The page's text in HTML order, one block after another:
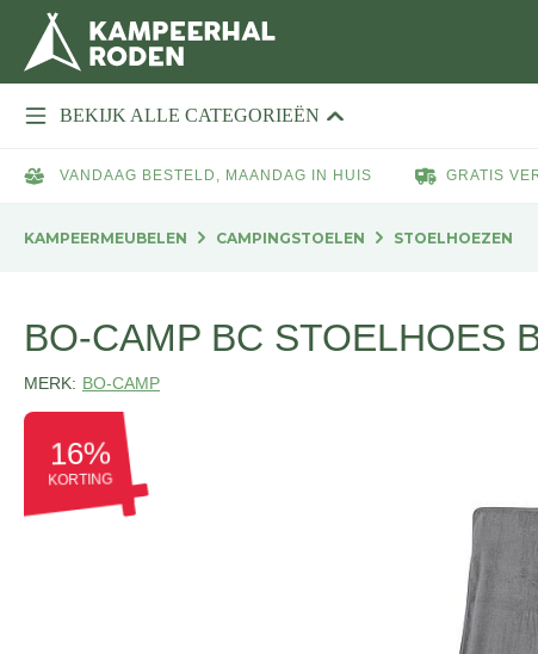
BEKIJK ALLE CATEGORIEËN
VANDAAG BESTELD, MAANDAG IN HUIS GRATIS
KAMPEERMEUBELEN CAMPINGSTOELEN STOELHOEZEN
BO-CAMP BC STOELHOES
MERK: BO-CAMP
16%
KORTING